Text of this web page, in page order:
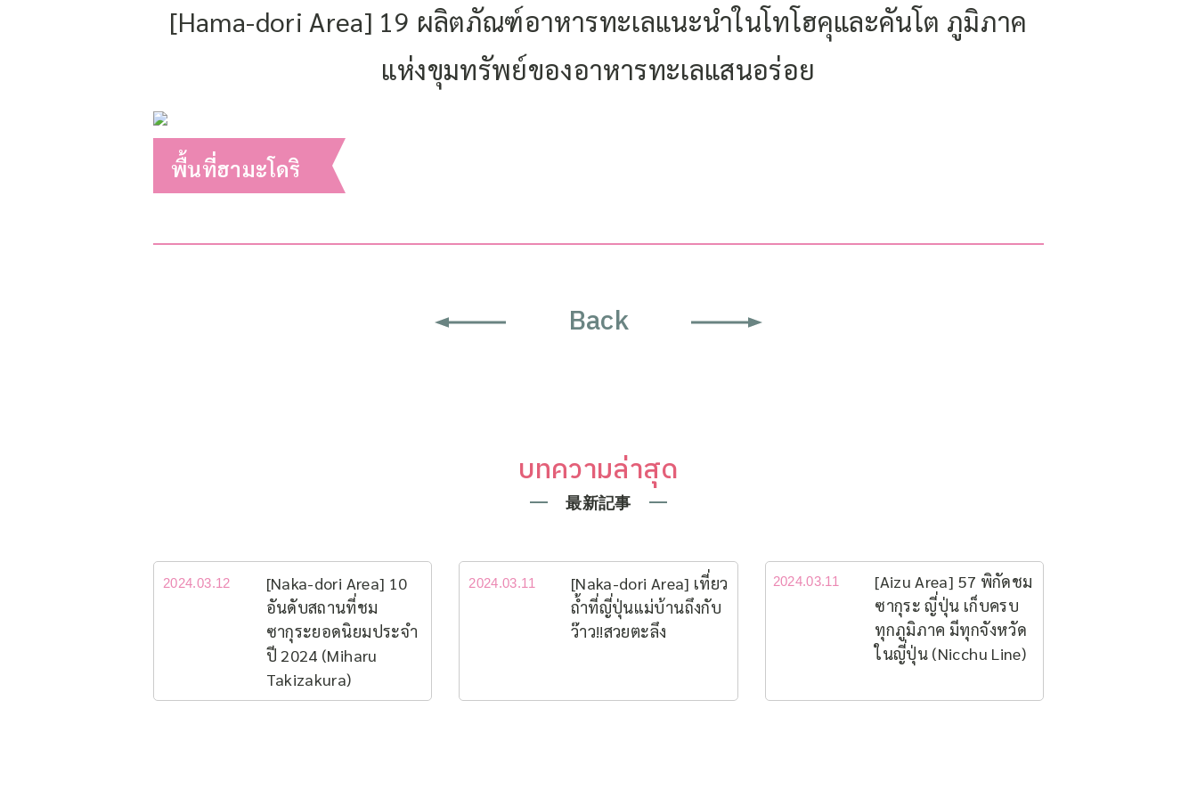
[Hama-dori Area] 19 ผลิตภัณฑ์อาหารทะเลแนะนำในโทโฮคุและคันโต ภูมิภาค
แห่งขุมทรัพย์ของอาหารทะเลแสนอร่อย
พื้นที่ฮามะโดริ
2023.12.11
Back
บทความล่าสุด
最新記事
2024.03.12
[Naka-dori Area] 10
อันดับสถานที่ชม
ซากุระยอดนิยม​ประจำ
ปี 2024 (Miharu
Takizakura)
2024.03.11
[Naka-dori Area] เที่ยว
ถ้ำที่ญี่ปุ่นแม่บ้านถึงกับ
ว๊าว!!สวยตะลึง
2024.03.11
[Aizu Area] 57 พิกัดชม
ซากุระ ญี่ปุ่น เก็บครบ
ทุกภูมิภาค มีทุกจังหวัด
ในญี่ปุ่น (Nicchu Line)